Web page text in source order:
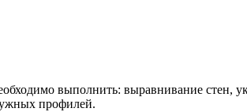
выполнить: выравнивание стен,
профилей.